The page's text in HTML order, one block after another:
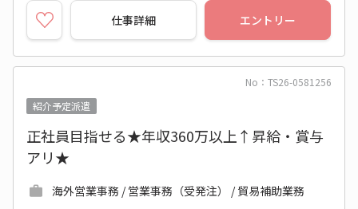
仕事詳細 エントリー
No：TS26-0581256
紹介予定派遣
正社員目指せる★年収360万以上↑昇給・賞与
アリ★
海外営業事務 / 営業事務（受発注） / 貿易補助業務